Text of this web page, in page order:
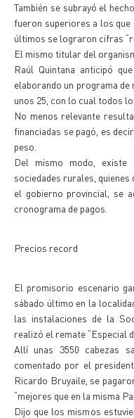
También se subrayó el
fueron superiores a los que
últimos se lograron cifras
El mismo titular del
Raúl Quintana anticipó
elaborando un programa
unos 25, con lo cual todos
No menos relevante
financiadas se pagó, es
peso.
Del mismo modo, existe
sociedades rurales,
el gobierno provincial, se
cronograma de pagos.
Precios record
El promisorio escenario
sábado último en la
las instalaciones de la
realizó el remate “Especial
Allí unas 3550 cabezas
comentado por el
Ricardo Bruyaile, se
“mejores que en la misma
Dijo que los mismos